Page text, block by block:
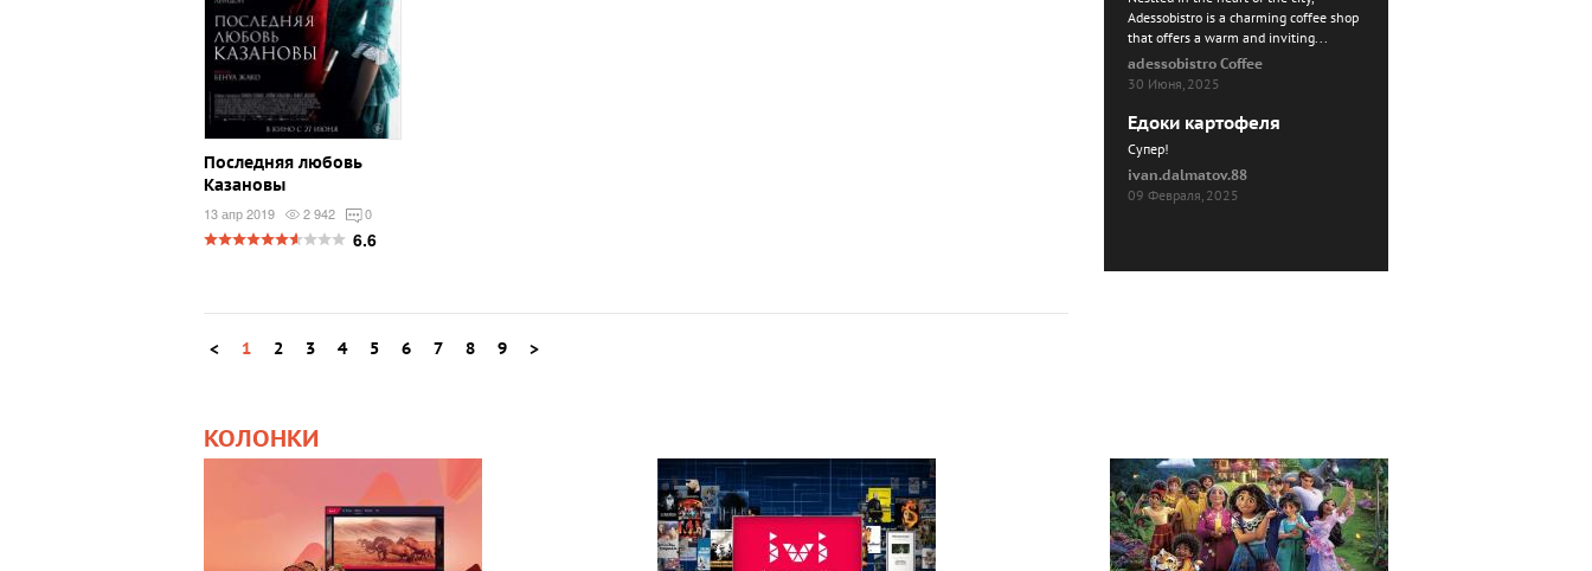
Последняя любовь
Казановы
13 апр 2019 2 942 0
6.6
Adessobistro is a charming coffee shop
that offers a warm and inviting...
adessobistro Coffee
30 Июня, 2025
Едоки картофеля
Cупер!
ivan.dalmatov.88
09 Февраля, 2025
< 1 2 3 4 5 6 7 8 9 >
КОЛОНКИ